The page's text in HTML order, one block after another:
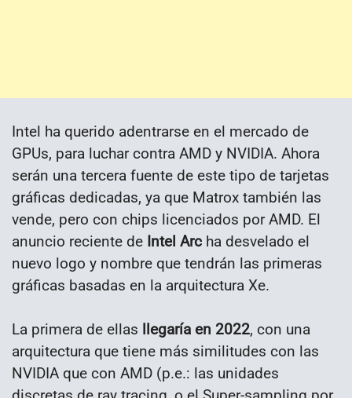
Intel ha querido adentrarse en el mercado de
GPUs, para luchar contra AMD y NVIDIA. Ahora
serán una tercera fuente de este tipo de tarjetas
gráficas dedicadas, ya que Matrox también las
vende, pero con chips licenciados por AMD. El
anuncio reciente de Intel Arc ha desvelado el
nuevo logo y nombre que tendrán las primeras
gráficas basadas en la arquitectura Xe.
La primera de ellas llegaría en 2022, con una
arquitectura que tiene más similitudes con las
NVIDIA que con AMD (p.e.: las unidades